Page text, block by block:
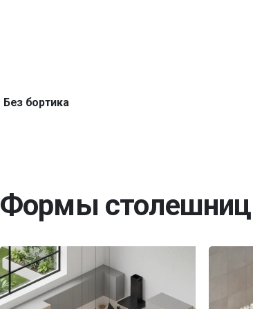
Без бортика
Формы столешниц